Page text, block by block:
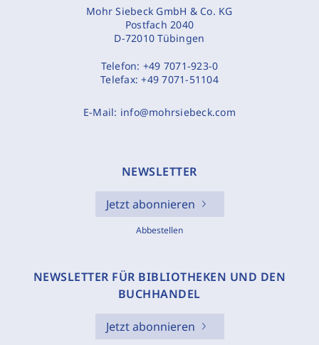
Mohr Siebeck GmbH & Co. KG
Postfach 2040
D-72010 Tübingen
Telefon: +49 7071-923-0
Telefax:+49 7071-51104
E-Mail: info@mohrsiebeck.com
NEWSLETTER
Jetzt abonnieren
Abbestellen
NEWSLETTER FÜR BIBLIOTHEKEN UND DEN
BUCHHANDEL
Jetzt abonnieren